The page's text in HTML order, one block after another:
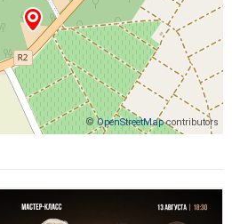
©OpenStreetMapcontributors